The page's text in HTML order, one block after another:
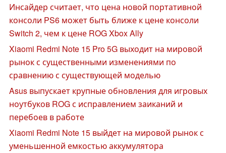
Инсайдер считает, что цена новой портативной
консоли PS6 может быть ближе к цене консоли
Switch 2, чем к цене ROG Xbox Ally
Xiaomi Redmi Note 15 Pro 5G выходит на мировой
рынок с существенными изменениями по
сравнению с существующей моделью
Asus выпускает крупные обновления для игровых
ноутбуков ROG с исправлением заиканий и
перебоев в работе
Xiaomi Redmi Note 15 выйдет на мировой рынок с
уменьшенной емкостью аккумулятора